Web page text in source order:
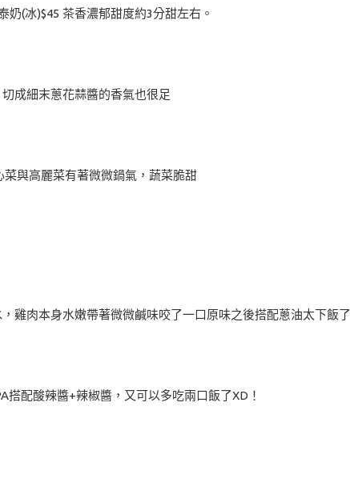
(冰)$45 茶香濃郁甜度約3分甜左右。
成細末蔥花蒜醬的香氣也很足
與高麗菜有著微微鍋氣，蔬菜脆甜
雞肉本身水嫩帶著微微鹹味咬了一口原味之後搭配蔥油太下飯了
配酸辣醬+辣椒醬，又可以多吃兩口飯了XD！